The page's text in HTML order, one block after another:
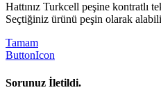
Hattınız Turkcell peşine kontratlı
Seçtiğiniz ürünü peşin olarak
Tamam
ButtonIcon
Sorunuz İletildi.